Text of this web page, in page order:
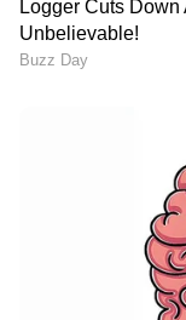
Image Credit :
നിസാൻ
എൻട്രി ലെവൽ
ആറ്
ക്യാബിൻ